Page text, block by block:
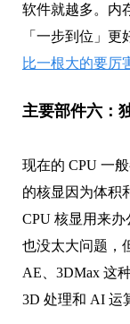
软件就越多。内
「一步到位」更
比一根大的要厉
主要部件六：
现在的 CPU 一
的核显因为体积
CPU 核显用来
也没太大问题，
AE、3DMax 这
3D 处理和 AI 运